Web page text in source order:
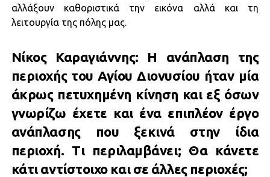
αλλάξουν καθοριστικά την εικόνα αλλά και τη
λειτουργία της πόλης μας.
Νίκος Καραγιάννης: Η ανάπλαση της
περιοχής του Αγίου Διονυσίου ήταν μία
άκρως πετυχημένη κίνηση και εξ όσων
γνωρίζω έχετε και ένα επιπλέον έργο
ανάπλασης που ξεκινά στην ίδια
περιοχή. Τι περιλαμβάνει; Θα κάνετε
κάτι αντίστοιχο και σε άλλες περιοχές;